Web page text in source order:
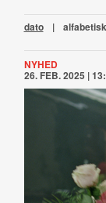
dato | alfabetisk
NYHED
26. FEB. 2025 |